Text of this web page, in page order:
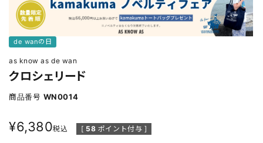
de wanの日
as know as de wan
クロシェリード
商品番号 WN0014
¥6,380税込 [ 58 ポイント付与 ]